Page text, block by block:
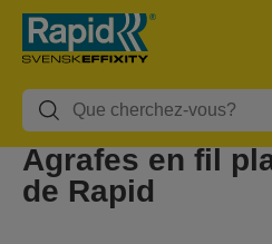
Agrafes en fil
de Rapid